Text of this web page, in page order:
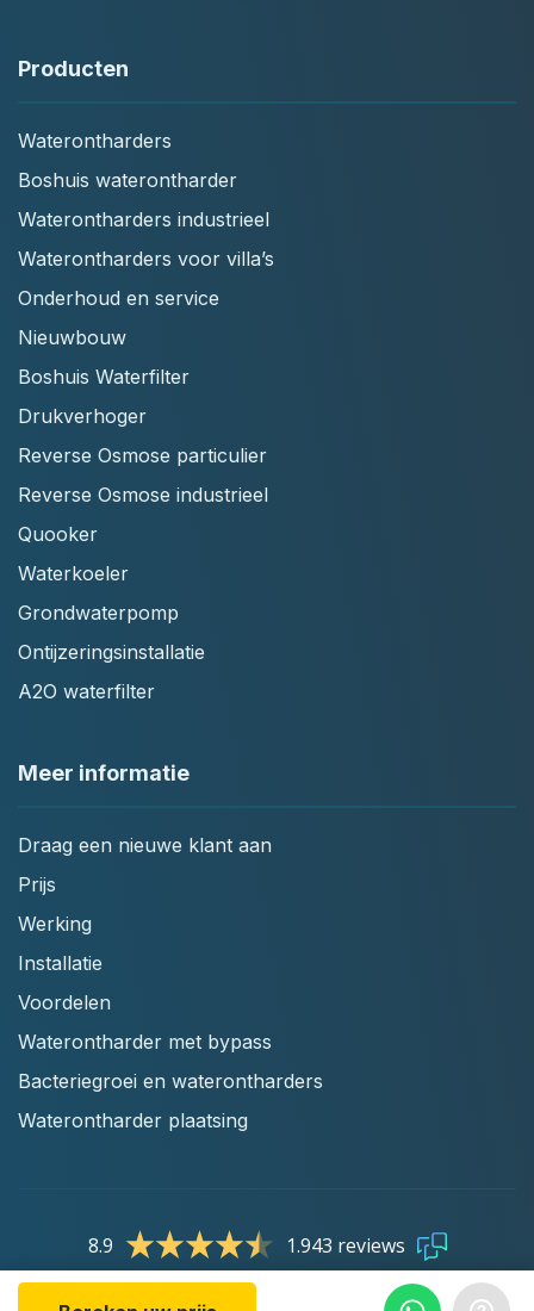
Producten
Waterontharders
Boshuis waterontharder
Waterontharders industrieel
Waterontharders voor villa’s
Onderhoud en service
Nieuwbouw
Boshuis Waterfilter
Drukverhoger
Reverse Osmose particulier
Reverse Osmose industrieel
Quooker
Waterkoeler
Grondwaterpomp
Ontijzeringsinstallatie
A2O waterfilter
Meer informatie
Draag een nieuwe klant aan
Prijs
Werking
Installatie
Voordelen
Waterontharder met bypass
Bacteriegroei en waterontharders
Waterontharder plaatsing
8.9 1.943 reviews